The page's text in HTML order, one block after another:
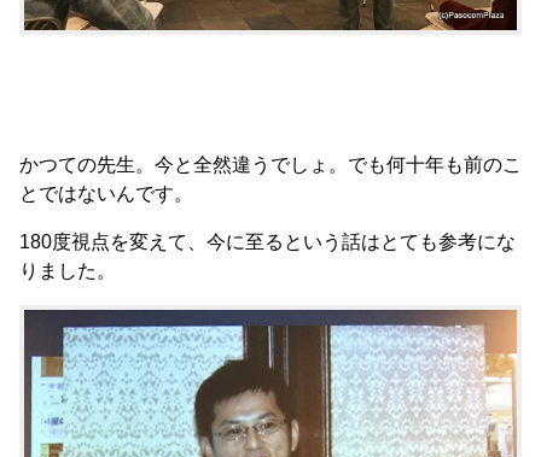
かつての先生。今と全然違うでしょ。でも何十年も前のこ
とではないんです。
180度視点を変えて、今に至るという話はとても参考にな
りました。